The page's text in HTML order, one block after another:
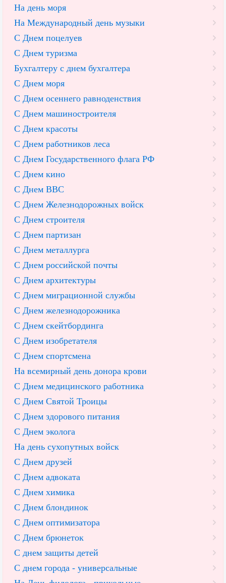
На день моря
На Международный день музыки
С Днем поцелуев
С Днем туризма
Бухгалтеру с днем бухгалтера
С Днем моря
С Днем осеннего равноденствия
С Днем машиностроителя
С Днем красоты
С Днем работников леса
С Днем Государственного флага РФ
С Днем кино
С Днем ВВС
С Днем Железнодорожных войск
С Днем строителя
С Днем партизан
С Днем металлурга
С Днем российской почты
С Днем архитектуры
С Днем миграционной службы
С Днем железнодорожника
С Днем скейтбординга
С Днем изобретателя
С Днем спортсмена
На всемирный день донора крови
С Днем медицинского работника
С Днем Святой Троицы
С Днем здорового питания
С Днем эколога
На день сухопутных войск
С Днем друзей
С Днем адвоката
С Днем химика
С Днем блондинок
С Днем оптимизатора
С Днем брюнеток
С днем защиты детей
С днем города - универсальные